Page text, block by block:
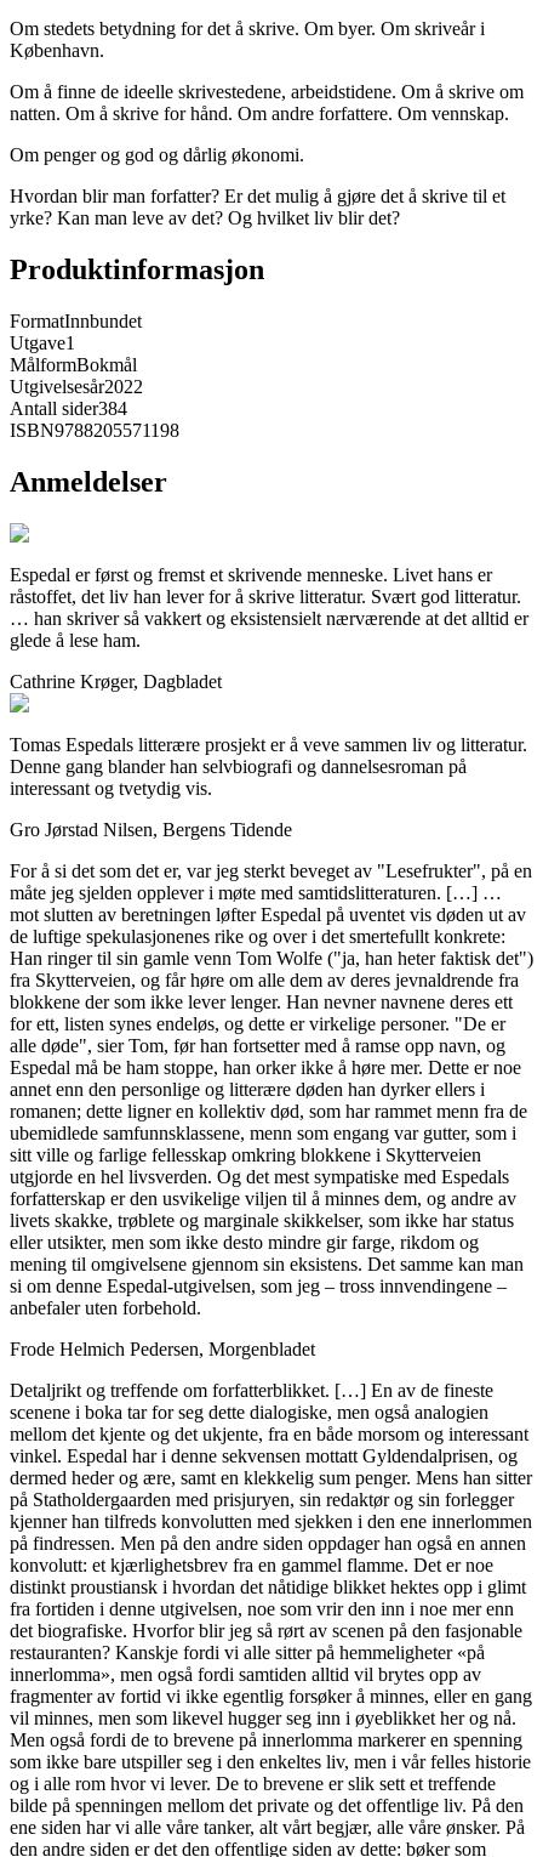
Om stedets betydning for det å skrive. Om byer. Om skriveår i
København.
Om å finne de ideelle skrivestedene, arbeidstidene. Om å skrive om
natten. Om å skrive for hånd. Om andre forfattere. Om vennskap.
Om penger og god og dårlig økonomi.
Hvordan blir man forfatter? Er det mulig å gjøre det å skrive til et
yrke? Kan man leve av det? Og hvilket liv blir det?
Produktinformasjon
FormatInnbundet
Utgave1
MålformBokmål
Utgivelsesår2022
Antall sider384
ISBN9788205571198
Anmeldelser
Espedal er først og fremst et skrivende menneske. Livet hans er
råstoffet, det liv han lever for å skrive litteratur. Svært god litteratur.
… han skriver så vakkert og eksistensielt nærværende at det alltid er
glede å lese ham.
Cathrine Krøger, Dagbladet
Tomas Espedals litterære prosjekt er å veve sammen liv og litteratur.
Denne gang blander han selvbiografi og dannelsesroman på
interessant og tvetydig vis.
Gro Jørstad Nilsen, Bergens Tidende
For å si det som det er, var jeg sterkt beveget av "Lesefrukter", på en
måte jeg sjelden opplever i møte med samtidslitteraturen. […] …
mot slutten av beretningen løfter Espedal på uventet vis døden ut av
de luftige spekulasjonenes rike og over i det smertefullt konkrete:
Han ringer til sin gamle venn Tom Wolfe ("ja, han heter faktisk det")
fra Skytterveien, og får høre om alle dem av deres jevnaldrende fra
blokkene der som ikke lever lenger. Han nevner navnene deres ett
for ett, listen synes endeløs, og dette er virkelige personer. "De er
alle døde", sier Tom, før han fortsetter med å ramse opp navn, og
Espedal må be ham stoppe, han orker ikke å høre mer. Dette er noe
annet enn den personlige og litterære døden han dyrker ellers i
romanen; dette ligner en kollektiv død, som har rammet menn fra de
ubemidlede samfunnsklassene, menn som engang var gutter, som i
sitt ville og farlige fellesskap omkring blokkene i Skytterveien
utgjorde en hel livsverden. Og det mest sympatiske med Espedals
forfatterskap er den usvikelige viljen til å minnes dem, og andre av
livets skakke, trøblete og marginale skikkelser, som ikke har status
eller utsikter, men som ikke desto mindre gir farge, rikdom og
mening til omgivelsene gjennom sin eksistens. Det samme kan man
si om denne Espedal-utgivelsen, som jeg – tross innvendingene –
anbefaler uten forbehold.
Frode Helmich Pedersen, Morgenbladet
Detaljrikt og treffende om forfatterblikket. […] En av de fineste
scenene i boka tar for seg dette dialogiske, men også analogien
mellom det kjente og det ukjente, fra en både morsom og interessant
vinkel. Espedal har i denne sekvensen mottatt Gyldendalprisen, og
dermed heder og ære, samt en klekkelig sum penger. Mens han sitter
på Statholdergaarden med prisjuryen, sin redaktør og sin forlegger
kjenner han tilfreds konvolutten med sjekken i den ene innerlommen
på findressen. Men på den andre siden oppdager han også en annen
konvolutt: et kjærlighetsbrev fra en gammel flamme. Det er noe
distinkt proustiansk i hvordan det nåtidige blikket hektes opp i glimt
fra fortiden i denne utgivelsen, noe som vrir den inn i noe mer enn
det biografiske. Hvorfor blir jeg så rørt av scenen på den fasjonable
restauranten? Kanskje fordi vi alle sitter på hemmeligheter «på
innerlomma», men også fordi samtiden alltid vil brytes opp av
fragmenter av fortid vi ikke egentlig forsøker å minnes, eller en gang
vil minnes, men som likevel hugger seg inn i øyeblikket her og nå.
Men også fordi de to brevene på innerlomma markerer en spenning
som ikke bare utspiller seg i den enkeltes liv, men i vår felles historie
og i alle rom hvor vi lever. De to brevene er slik sett et treffende
bilde på spenningen mellom det private og det offentlige liv. På den
ene siden har vi alle våre tanker, alt vårt begjær, alle våre ønsker. På
den andre siden er det den offentlige siden av dette: bøker som